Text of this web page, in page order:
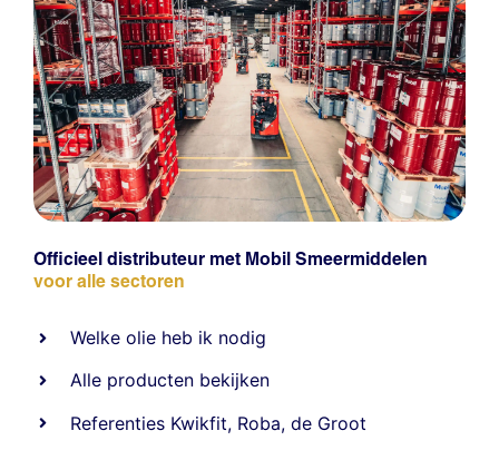
Officieel distributeur met Mobil Smeermiddelen
voor alle sectoren
Welke olie heb ik nodig
Alle producten bekijken
Referenties Kwikfit, Roba,de Groot